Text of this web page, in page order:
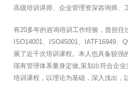
高级培训讲师、企业管理资深咨询师、
有20多年的咨询培训工作经验，曾担任
ISO14001、ISO45001、IATF16949
展了近千次培训课程。本人也具备较
现有管理体系量身定做,策划出符合企
培训课程，以理论为基础，深入浅出，